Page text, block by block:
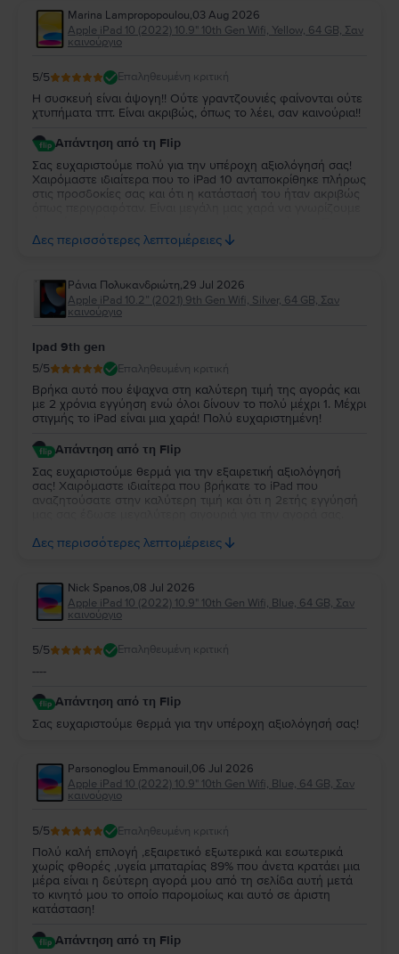
Marina Lampropopoulou,03 Aug 2026
Apple iPad 10 (2022) 10.9" 10th Gen Wifi, Yellow, 64 GB, Σαν
καινούργιο
5/5 Επαληθευμένη κριτική
Η συσκευή είναι άψογη!! Ούτε γραντζουνιές φαίνονται ούτε
χτυπήματα τπτ. Είναι ακριβώς, όπως το λέει, σαν καινούρια!!
Απάντηση από τη Flip
Σας ευχαριστούμε πολύ για την υπέροχη αξιολόγησή σας!
Χαιρόμαστε ιδιαίτερα που το iPad 10 ανταποκρίθηκε πλήρως
στις προσδοκίες σας και ότι η κατάστασή του ήταν ακριβώς
ευχαριστούμε για την εμπιστοσύνη σας και ευχόμαστε να
χαρείτε τη νέα σας συσκευή!
Δες περισσότερες λεπτομέρειες
Ράνια Πολυκανδριώτη,29 Jul 2026
Apple iPad 10.2” (2021) 9th Gen Wifi, Silver, 64 GB, Σαν
καινούργιο
Ipad 9th gen
5/5 Επαληθευμένη κριτική
Βρήκα αυτό που έψαχνα στη καλύτερη τιμή της αγοράς και
με 2 χρόνια εγγύηση ενώ όλοι δίνουν το πολύ μέχρι 1. Μέχρι
στιγμής το iPad είναι μια χαρά! Πολύ ευχαριστημένη!
Απάντηση από τη Flip
Σας ευχαριστούμε θερμά για την εξαιρετική αξιολόγησή
σας! Χαιρόμαστε ιδιαίτερα που βρήκατε το iPad που
αναζητούσατε στην καλύτερη τιμή και ότι η 2ετής εγγύησή
να την απολαύσετε για πολύ καιρό.
Δες περισσότερες λεπτομέρειες
Nick Spanos,08 Jul 2026
Apple iPad 10 (2022) 10.9" 10th Gen Wifi, Blue, 64 GB, Σαν
καινούργιο
5/5 Επαληθευμένη κριτική
----
Απάντηση από τη Flip
Σας ευχαριστούμε θερμά για την υπέροχη αξιολόγησή σας!
Parsonoglou Emmanouil,06 Jul 2026
Apple iPad 10 (2022) 10.9" 10th Gen Wifi, Blue, 64 GB, Σαν
καινούργιο
5/5 Επαληθευμένη κριτική
Πολύ καλή επιλογή ,εξαιρετικό εξωτερικά και εσωτερικά
χωρίς φθορές ,υγεία μπαταρίας 89% που άνετα κρατάει μια
μέρα είναι η δεύτερη αγορά μου από τη σελίδα αυτή μετά
το κινητό μου το οποίο παρομοίως και αυτό σε άριστη
κατάσταση!
Απάντηση από τη Flip